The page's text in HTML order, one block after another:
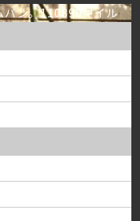
バン。110890マイル